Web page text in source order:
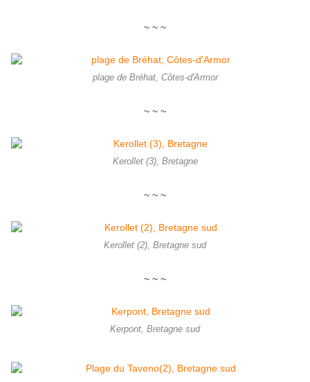
~ ~ ~
plage de Bréhat, Côtes-d'Armor
~ ~ ~
Kerollet (3), Bretagne
~ ~ ~
Kerollet (2), Bretagne sud
~ ~ ~
Kerpont, Bretagne sud